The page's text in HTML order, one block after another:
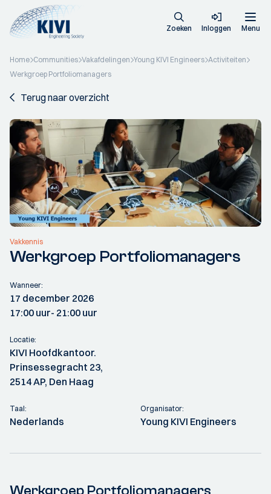
Zoeken Inloggen Menu
Home Communities Vakafdelingen Young KIVI Engineers Activiteiten
Werkgroep Portfoliomanagers
Terug naar overzicht
Vakkennis
Werkgroep Portfoliomanagers
Wanneer:
17 december 2026
17:00 uur- 21:00 uur
Locatie:
KIVI Hoofdkantoor.
Prinsessegracht 23,
2514 AP, Den Haag
Taal:
Nederlands
Organisator:
Young KIVI Engineers
Werkgroep Portfoliomanagers